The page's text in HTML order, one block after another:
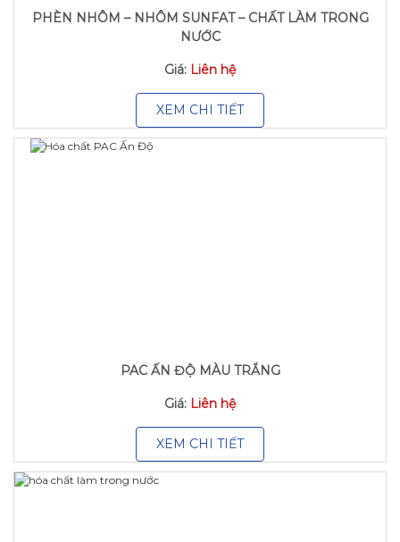
PHÈN NHÔM – NHÔM SUNFAT – CHẤT LÀM TRONG
NƯỚC
Giá: Liên hệ
XEM CHI TIẾT
PAC ẤN ĐỘ MÀU TRẮNG
Giá: Liên hệ
XEM CHI TIẾT